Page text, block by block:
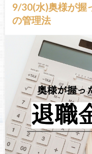
9/30(水)奥様が握
の管理法